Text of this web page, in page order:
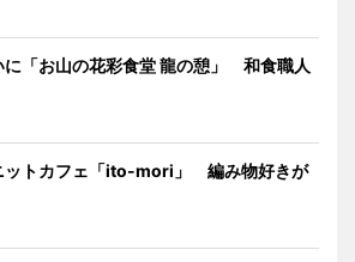
に「お山の花彩食堂 龍の憩」 和食職人
ットカフェ「ito-mori」 編み物好きが